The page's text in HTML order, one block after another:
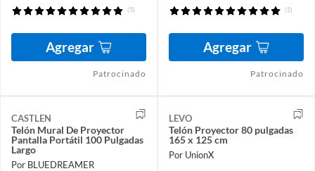
(5)
Agregar
Patrocinado
(5)
Agregar
Patrocinado
CASTLEN
Telón Mural De Proyector
Pantalla Portátil 100 Pulgadas
Largo
Por BLUEDREAMER
LEVO
Telón Proyector 80 pulgadas
165 x 125 cm
Por UnionX